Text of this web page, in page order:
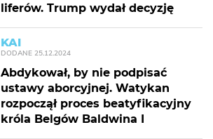
liferów. Trump wydał decyzję
KAI
DODANE 25.12.2024
Abdykował, by nie podpisać
ustawy aborcyjnej. Watykan
rozpoczął proces beatyfikacyjny
króla Belgów Baldwina I